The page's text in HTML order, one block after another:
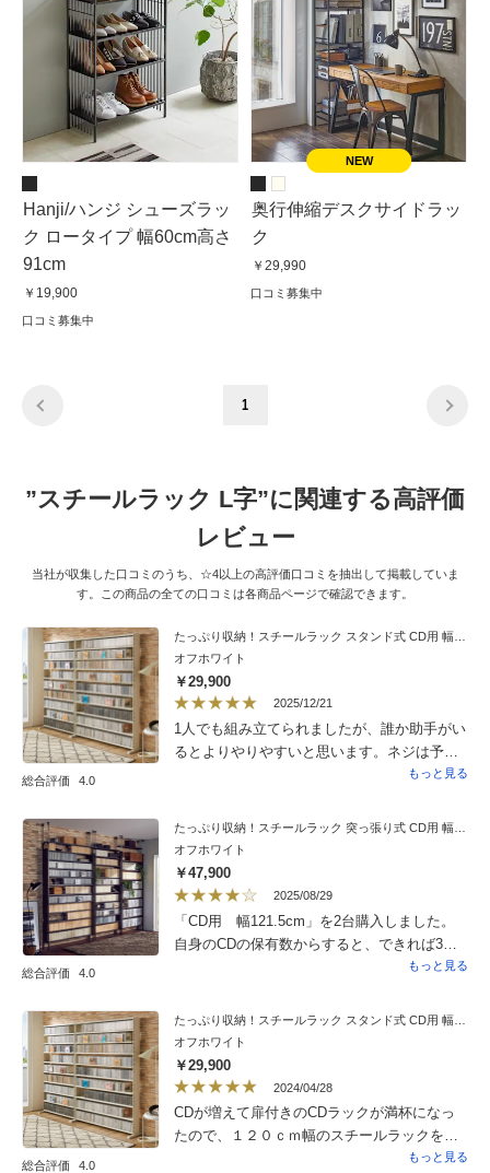
Hanji/ハンジ シューズラッ
ク ロータイプ 幅60cm高さ
91cm
￥19,900
口コミ募集中
奥行伸縮デスクサイドラッ
ク
￥29,990
口コミ募集中
1
”スチールラック L字”に関連する高評価
レビュー
当社が収集した口コミのうち、☆4以上の高評価口コミを抽出して掲載していま
す。この商品の全ての口コミは各商品ページで確認できます。
総合評価 4.0
たっぷり収納！スチールラック スタンド式 CD用 幅90cm
オフホワイト
￥29,900
2025/12/21
1人でも組み立てられましたが、誰か助手がい
るとよりやりやすいと思います。ネジは予備
がついていて親切です。やはり、スチール棚
してます。
もっと見る
総合評価 4.0
たっぷり収納！スチールラック 突っ張り式 CD用 幅121.5cm
オフホワイト
￥47,900
2025/08/29
「CD用 幅121.5cm」を2台購入しました。
自身のCDの保有数からすると、できれば3台
購入したかったのですが、設置場所の問題か
が、男性であれば1人での組み立ても十分可能
です。可動棚の取り付けは慎重に！私はやり
直すこととなりました。「たっぷり収納！」
は、言葉通りですので、オプション（有料と
したら販売数が限られ高額となるかもしれま
せんが。）でもよいので、簡易なインデック
ス板のようなものが複数、同梱されていると
もっと見る
総合評価 4.0
たっぷり収納！スチールラック スタンド式 CD用 幅90cm
オフホワイト
￥29,900
2024/04/28
CDが増えて扉付きのCDラックが満杯になっ
たので、１２０ｃｍ幅のスチールラックを一
度は検討したが、１０ｃｍ大きかったので９
もっと見る